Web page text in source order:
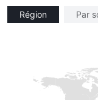
Région Par